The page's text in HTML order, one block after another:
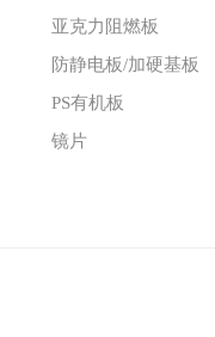
亚克力阻燃板
防静电板/加硬基板
PS有机板
镜片